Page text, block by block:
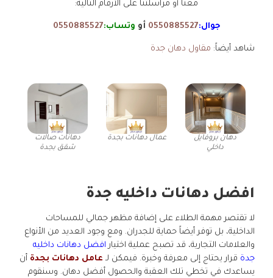
معنا أو مراسلتنا على الأرقام التالية:
جوال:0550885527 أو وتساب:0550885527
شاهد أيضاً: مقاول دهان جدة
دهان بروفايل
داخلي
عمال دهانات بجدة
دهانات صالات
شقق بجدة
افضل دهانات داخليه جدة
لا تقتصر مهمة الطلاء على إضافة مظهر جمالي للمساحات
الداخلية، بل توفر أيضاً حماية للجدران. ومع وجود العديد من الأنواع
والعلامات التجارية، قد تصبح عملية اختيار افضل دهانات داخليه
جدة قرار يحتاج إلى معرفة وخبرة. فيمكن لـ عامل دهانات بجدة أن
يساعدك في تخطي تلك العقبة والحصول أفضل دهان. وسنقوم